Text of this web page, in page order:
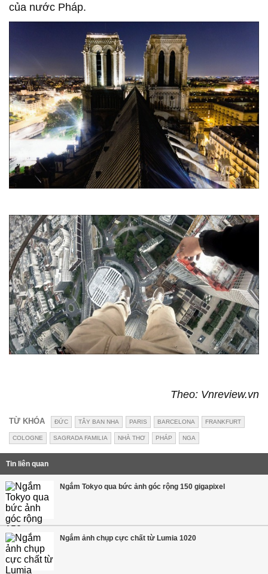
của nước Pháp.
Theo: Vnreview.vn
TỪ KHÓA ĐỨC TÂY BAN NHA PARIS BARCELONA FRANKFURT
COLOGNE SAGRADA FAMILIA NHÀ THƠ PHÁP NGA
Tin liên quan
Ngắm Tokyo qua bức ảnh góc rộng 150 gigapixel
Ngắm ảnh chụp cực chất từ Lumia 1020